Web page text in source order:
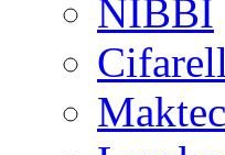
NIBBI
Maktec